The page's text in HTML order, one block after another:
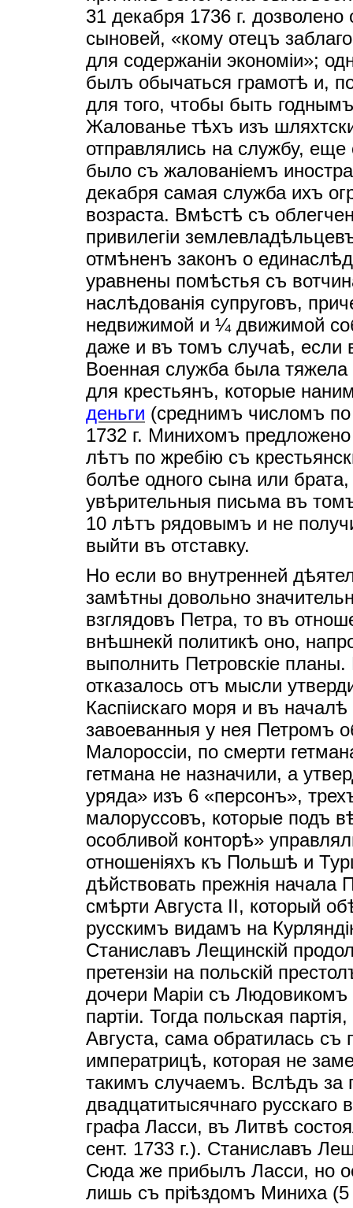
31 декабря 1736 г.
сыновей, «кому отецъ
для содержанiи экономiи»;
былъ обычаться грамотѣ и,
для того, чтобы быть
Жалованье тѣхъ изъ
отправлялись на службу, еще
было съ жалованiемъ
декабря самая служба ихъ
возраста. Вмѣстѣ съ
привилегiи
отмѣненъ законъ о
уравнены помѣстья съ
наслѣдованiя супруговъ,
недвижимой и ¼ движимой
даже и въ томъ случаѣ, если
Военная служба была
для крестьянъ, которые
деньги (среднимъ числомъ
1732 г. Минихомъ
лѣтъ по жребiю съ
болѣе одного сына или
увѣрительныя письма въ
10 лѣтъ рядовымъ и не
выйти въ отставку.
Но если во внутренней
замѣтны довольно
взглядовъ Петра, то въ
внѣшнекй политикѣ оно,
выполнить Петровскiе
отказалось отъ мысли
Каспiискаго моря и въ
завоеванныя у нея Петромъ
Малороссiи, по смерти
гетмана не назначили, а
уряда» изъ 6 «персонъ»,
малоруссовъ, которые подъ
особливой конторѣ»
отношенiяхъ къ Польшѣ и
дѣйствовать прежнiя начала
смѣрти Августа II, который
русскимъ видамъ на
Станиславъ Лещинскiй
претензiи на польскiй
дочери Марiи съ Людовикомъ
партiи. Тогда польская
Августа, сама обратилась
императрицѣ, которая не
такимъ случаемъ. Вслѣдъ за
двадцатитысячнаго русскаго
графа Ласси, въ Литвѣ
сент. 1733 г.). Станиславъ
Сюда же прибылъ Ласси, но
лишь съ прiѣздомъ Миниха